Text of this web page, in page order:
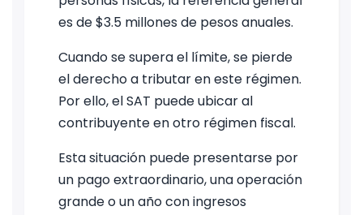
es de $3.5 millones de pesos anuales.
Cuando se supera el límite, se pierde
el derecho a tributar en este régimen.
Por ello, el SAT puede ubicar al
contribuyente en otro régimen fiscal.
Esta situación puede presentarse por
un pago extraordinario, una operación
grande o un año con ingresos